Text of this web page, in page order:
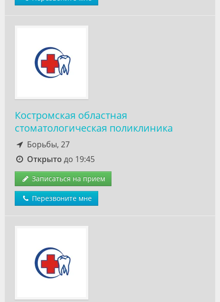
Костромская областная
стоматологическая поликлиника
Борьбы, 27
Открыто до 19:45
Записаться на прием
Перезвоните мне